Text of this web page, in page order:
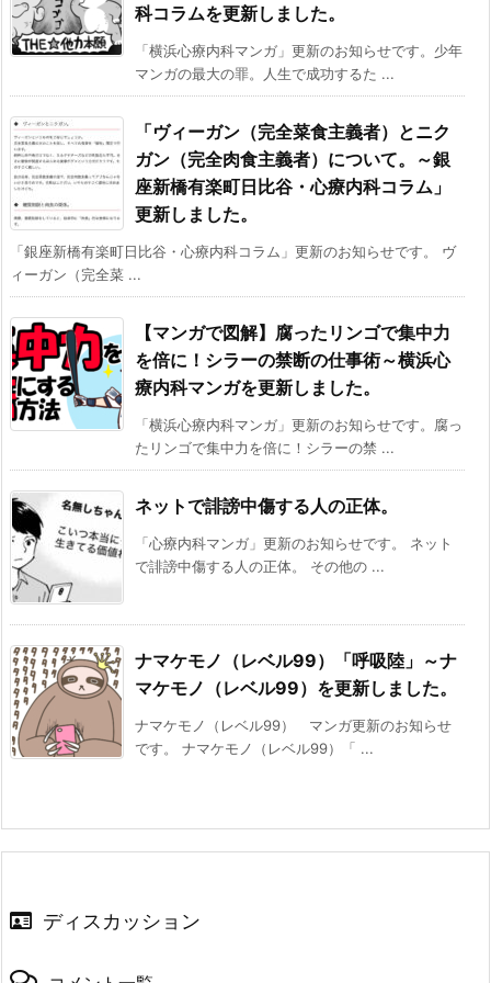
科コラムを更新しました。
「横浜心療内科マンガ」更新のお知らせです。少年
マンガの最大の罪。人生で成功するた ...
「ヴィーガン（完全菜食主義者）とニク
ガン（完全肉食主義者）について。～銀
座新橋有楽町日比谷・心療内科コラム」
更新しました。
「銀座新橋有楽町日比谷・心療内科コラム」更新のお知らせです。 ヴ
ィーガン（完全菜 ...
【マンガで図解】腐ったリンゴで集中力
を倍に！シラーの禁断の仕事術～横浜心
療内科マンガを更新しました。
「横浜心療内科マンガ」更新のお知らせです。腐っ
たリンゴで集中力を倍に！シラーの禁 ...
ネットで誹謗中傷する人の正体。
「心療内科マンガ」更新のお知らせです。 ネット
で誹謗中傷する人の正体。 その他の ...
ナマケモノ（レベル99）「呼吸陸」～ナ
マケモノ（レベル99）を更新しました。
ナマケモノ（レベル99） マンガ更新のお知らせ
です。 ナマケモノ（レベル99）「 ...
ディスカッション